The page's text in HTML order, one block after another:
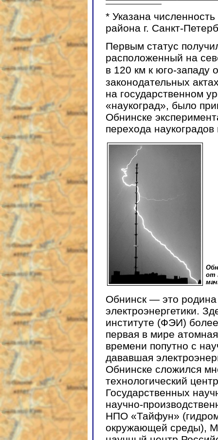
* Указана
района г. Санкт-
Первым статус
расположенный на
в 120 км к юго-западу
законодательных
на государственном
«наукоград», было
Обнинске
перехода
от
Обнинск — это родина
электроэнергетики.
институте (ФЭИ)
первая в мире
времени попутно с
дававшая
Обнинске сложился
технологический
Государственных
научно-
НПО «Тайфун»
окружающей среды),